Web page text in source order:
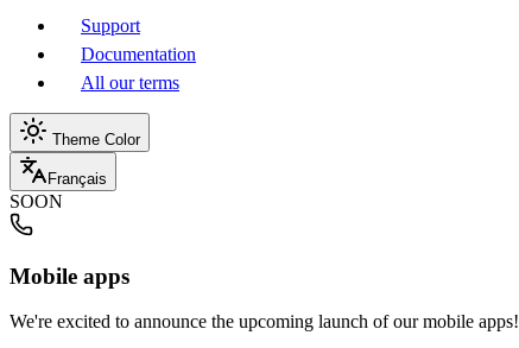
Support
Documentation
All our terms
Theme Color
Français
SOON
Mobile apps
We're excited to announce the upcoming launch of our mobile apps!